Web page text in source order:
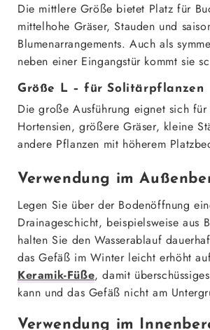
Die mittlere Größe bietet Platz für
mittelhohe Gräser, Stauden und
Blumenarrangements. Auch als
neben einer Eingangstür kommt sie
Größe L – für Solitärpflanzen
Die große Ausführung eignet sich für
Hortensien, größere Gräser, kleine
andere Pflanzen mit höherem
Verwendung im
Legen Sie über der Bodenöffnung
Drainageschicht, beispielsweise aus
halten Sie den Wasserablauf
das Gefäß im Winter leicht erhöht
Keramik-Füße, damit
kann und das Gefäß nicht am
Verwendung im